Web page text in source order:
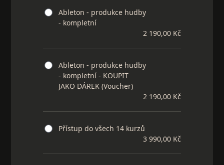
Ableton - produkce hudby
- kompletní
2 190,00 Kč
Ableton - produkce hudby
- kompletní - KOUPIT
JAKO DÁREK (Voucher)
2 190,00 Kč
Přístup do všech 14 kurzů
3 990,00 Kč